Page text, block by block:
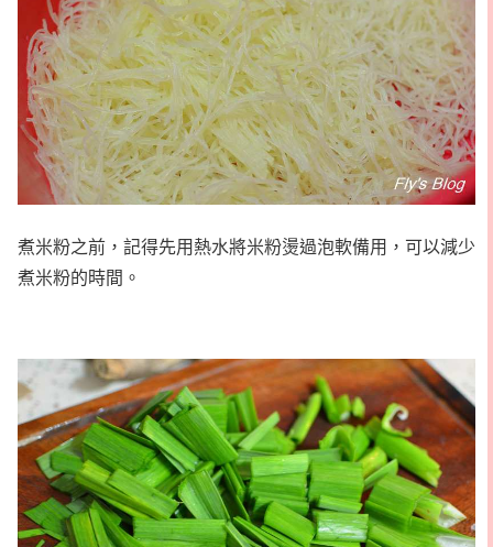
煮米粉之前，記得先用熱水將米粉燙過泡軟備用，可以減少
煮米粉的時間。